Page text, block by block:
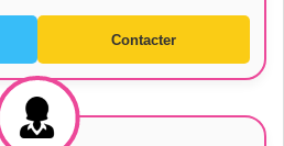
Contacter